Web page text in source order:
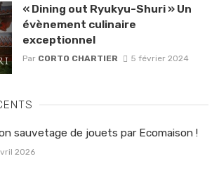
« Dining out Ryukyu-Shuri » Un
évènement culinaire
exceptionnel
Par CORTO CHARTIER 5 février 2024
sauvetage de jouets par Ecomaison !
2026